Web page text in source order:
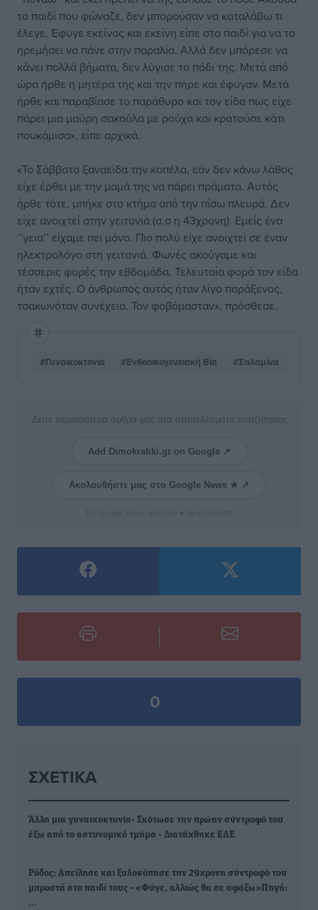
το παιδί που φώναζε, δεν μπορούσαν να καταλάβω τι
έλεγε. Έφυγε εκείνος και εκείνη είπε στο παιδί για να το
ηρεμήσει να πάνε στην παραλία. Αλλά δεν μπόρεσε να
κάνει πολλά βήματα, δεν λύγισε το πόδι της. Μετά από
ώρα ήρθε η μητέρα της και την πήρε και έφυγαν. Μετά
ήρθε και παραβίασε το παράθυρο και τον είδα πως είχε
πάρει μια μαύρη σακούλα με ρούχα και κρατούσε κάτι
πουκάμισα», είπε αρχικά.
«Το Σάββατο ξαναείδα την κοπέλα, εάν δεν κάνω λάθος
είχε έρθει με την μαμά της να πάρει πράματα. Αυτός
ήρθε τότε, μπήκε στο κτήμα από την πίσω πλευρά. Δεν
είχε ανοιχτεί στην γειτονιά (σ.σ η 43χρονη). Εμείς ένα
‘’γεια’’ είχαμε πει μόνο. Πιο πολύ είχε ανοιχτεί σε έναν
ηλεκτρολόγο στη γειτονιά. Φωνές ακούγαμε και
τέσσερις φορές την εβδομάδα. Τελευταία φορά τον είδα
ήταν εχτές. Ο άνθρωπος αυτός ήταν λίγο παράξενος,
τσακωνόταν συνέχεια. Τον φοβόμασταν», πρόσθεσε.
#Γυναικοκτονία #Ενδοοικογενειακή Βία #Σαλαμίνα
Δείτε περισσότερα άρθρα μας στα αποτελέσματα αναζήτησης
Add Dimokratiki.gr on Google ↗
Ακολουθήστε μας στο Google News ★ ↗
0
ΣΧΕΤΙΚΆ
Άλλη μια γυναικοκτονία- Σκότωσε την πρώην σύντροφό του
έξω από το αστυνομικό τμήμα - Διατάχθηκε ΕΔΕ
Ρόδος: Απείλησε και ξυλοκόπησε την 29χρονη σύντροφό του
μπροστά στο παιδί τους - «Φύγε, αλλιώς θα σε σφάξω»Πηγή:
…